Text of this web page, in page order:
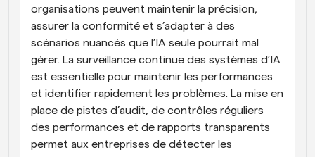
organisations peuvent maintenir la précision,
assurer la conformité et s’adapter à des
scénarios nuancés que l’IA seule pourrait mal
gérer. La surveillance continue des systèmes d’IA
est essentielle pour maintenir les performances
et identifier rapidement les problèmes. La mise en
place de pistes d’audit, de contrôles réguliers
des performances et de rapports transparents
permet aux entreprises de détecter les